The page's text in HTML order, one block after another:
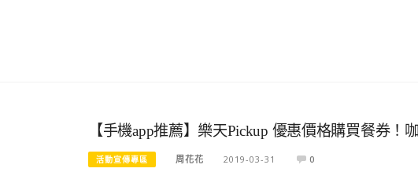
【手機app推薦】樂天Pickup 優惠價格購買餐券
活動宣傳專區 周花花 2019-03-31 0